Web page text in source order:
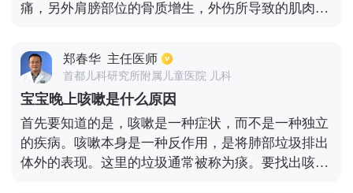
痛，另外肩膀部位的骨质增生，外伤所导致的肌肉拉
疼痛的现象。患者应根据实际情况来选择不同的治疗
方法。常见的治疗肩膀疼痛的方法有中药调理法，外
敷药膏法以及西药镇痛消炎法。根据产生肩膀疼痛不
同的病因，可以选择不同的方式来进行调理。肩膀疼
痛比较明显时，可以对肩膀部位进行按摩，针对暂时
缓解肩膀疼痛的现象还是有一定作用的。
郑春华 主任医师
首都儿科研究所附属儿童医院 儿科
宝宝晚上咳嗽是什么原因
首先要知道的是，咳嗽是一种症状，而不是一种独立
的疾病。咳嗽本身是一种反作用，是将肺部垃圾排出
体外的表现。这里的垃圾通常被称为痰。要找出咳嗽